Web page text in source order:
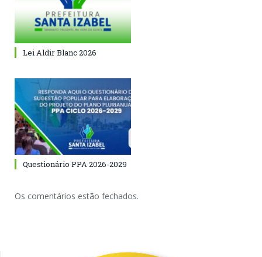
Lei Aldir Blanc 2026
Questionário PPA 2026-2029
Os comentários estão fechados.